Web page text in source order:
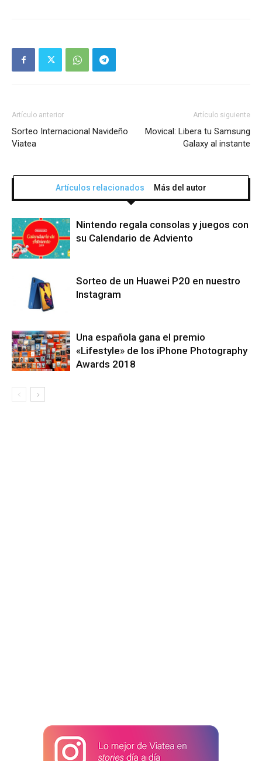
Artículo anterior
Sorteo Internacional Navideño
Viatea
Artículo siguiente
Movical: Libera tu Samsung
Galaxy al instante
Artículos relacionados Más del autor
Nintendo regala consolas y juegos con
su Calendario de Adviento
Sorteo de un Huawei P20 en nuestro
Instagram
Una española gana el premio
«Lifestyle» de los iPhone Photography
Awards 2018